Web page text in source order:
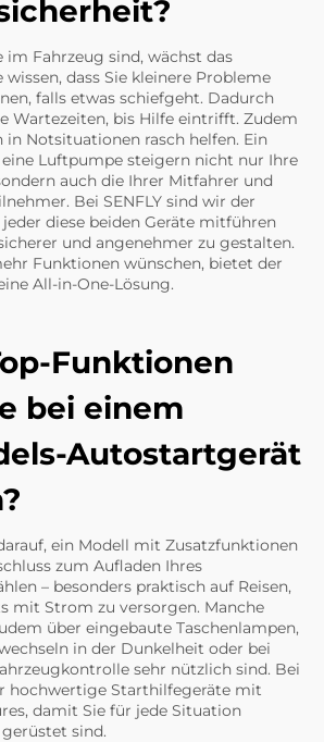
im Fahrzeug sind, wächst das
wissen, dass Sie kleinere Probleme
falls etwas schiefgeht. Dadurch
Wartezeiten, bis Hilfe eintrifft. Zudem
in Notsituationen rasch helfen. Ein
Luftpumpe steigern nicht nur Ihre
auch die Ihrer Mitfahrer und
Bei SENFLY sind wir der
diese beiden Geräte mitführen
und angenehmer zu gestalten.
Funktionen wünschen, bietet der
All-in-One-Lösung.
Funktionen
bei einem
Autostartgerät
ein Modell mit Zusatzfunktionen
zum Aufladen Ihres
– besonders praktisch auf Reisen,
mit Strom zu versorgen. Manche
über eingebaute Taschenlampen,
in der Dunkelheit oder bei
sehr nützlich sind. Bei
hochwertige Starthilfegeräte mit
damit Sie für jede Situation
sind.